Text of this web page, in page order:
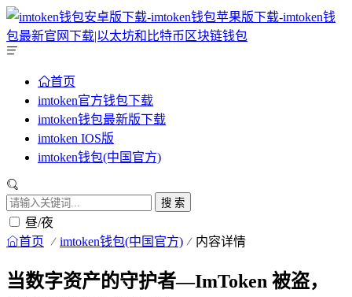
首页
imtoken官方钱包下载
imtoken钱包最新版下载
imtoken IOS版
imtoken钱包(中国官方)
搜 索
昼/夜
首页 imtoken钱包(中国官方) 内容详情
当数字资产的守护者—ImToken 被盗，